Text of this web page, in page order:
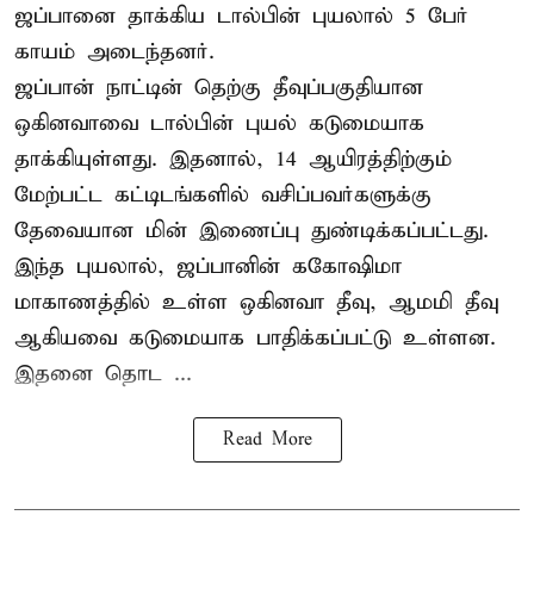
ஜப்பானை தாக்கிய டால்பின் புயலால் 5 பேர்
காயம் அடைந்தனர்.
ஜப்பான் நாட்டின் தெற்கு தீவுப்பகுதியான
ஒகினவாவை டால்பின் புயல் கடுமையாக
தாக்கியுள்ளது. இதனால், 14 ஆயிரத்திற்கும்
மேற்பட்ட கட்டிடங்களில் வசிப்பவர்களுக்கு
தேவையான மின் இணைப்பு துண்டிக்கப்பட்டது.
இந்த புயலால், ஜப்பானின் ககோஷிமா
மாகாணத்தில் உள்ள ஒகினவா தீவு, ஆமமி தீவு
ஆகியவை கடுமையாக பாதிக்கப்பட்டு உள்ளன.
இதனை தொட ...
Read More